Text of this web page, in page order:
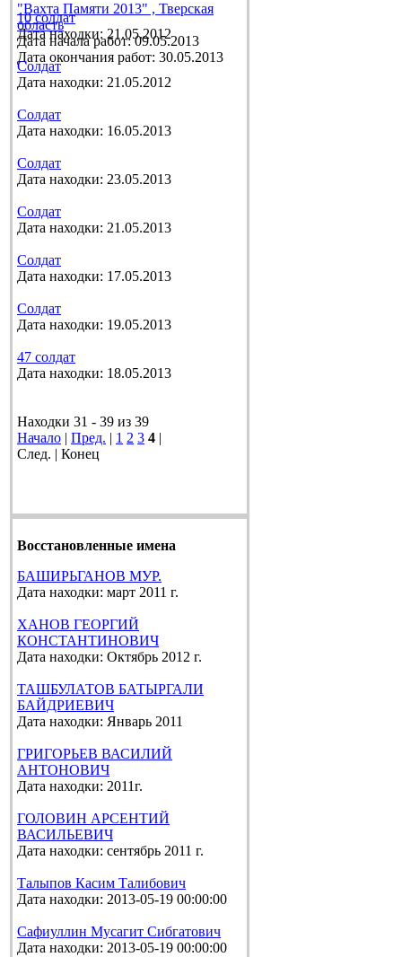
"Вахта Памяти 2013" , Тверская
область
Дата начала работ: 09.05.2013
Дата окончания работ: 30.05.2013
10 солдат
Дата находки: 21.05.2012
Солдат
Дата находки: 21.05.2012
Солдат
Дата находки: 16.05.2013
Солдат
Дата находки: 23.05.2013
Солдат
Дата находки: 21.05.2013
Солдат
Дата находки: 17.05.2013
Солдат
Дата находки: 19.05.2013
47 солдат
Дата находки: 18.05.2013
Находки 31 - 39 из 39
Начало | Пред. | 1 2 3 4 |
След. | Конец
Восстановленные имена
БАШИРЬГАНОВ МУР.
Дата находки: март 2011 г.
ХАНОВ ГЕОРГИЙ
КОНСТАНТИНОВИЧ
Дата находки: Октябрь 2012 г.
ТАШБУЛАТОВ БАТЫРГАЛИ
БАЙДРИЕВИЧ
Дата находки: Январь 2011
ГРИГОРЬЕВ ВАСИЛИЙ
АНТОНОВИЧ
Дата находки: 2011г.
ГОЛОВИН АРСЕНТИЙ
ВАСИЛЬЕВИЧ
Дата находки: сентябрь 2011 г.
Талыпов Касим Талибович
Дата находки: 2013-05-19 00:00:00
Сафиуллин Мусагит Сибгатович
Дата находки: 2013-05-19 00:00:00